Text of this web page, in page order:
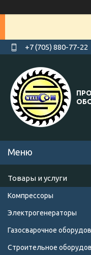
+7 (705) 880-77-22
Товары и услуги
Компрессоры
Электрогенераторы
Газосварочное
Строительное